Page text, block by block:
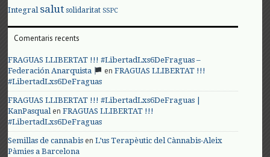
Integral salut solidaritat SSPC
Comentaris recents
FRAGUAS LLIBERTAT !!! #LibertadLxs6DeFraguas –
Federación Anarquista
enFRAGUAS LLIBERTAT !!!
#LibertadLxs6DeFraguas
FRAGUAS LLIBERTAT !!! #LibertadLxs6DeFraguas |
KanPasqualenFRAGUAS LLIBERTAT !!!
#LibertadLxs6DeFraguas
Semillas de cannabis enL’us Terapèutic del Cànnabis-Aleix
Pàmies a Barcelona